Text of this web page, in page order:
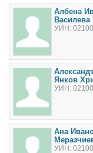
Албена
Василева
УИН:
Янков
УИН:
Ана
УИН: